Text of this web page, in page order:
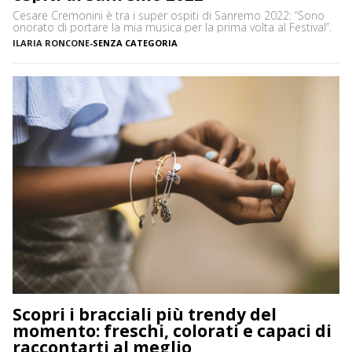
Cesare Cremonini è tra i super ospiti di Sanremo 2022: “Sono
onorato di portare la mia musica per la prima volta al Festival”.
ILARIA RONCONE-SENZA CATEGORIA
Scopri i bracciali più trendy del
momento: freschi, colorati e capaci di